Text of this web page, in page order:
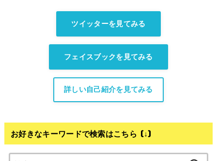
ツイッターを見てみる
フェイスブックを見てみる
詳しい自己紹介を見てみる
お好きなキーワードで検索はこちら (↓)